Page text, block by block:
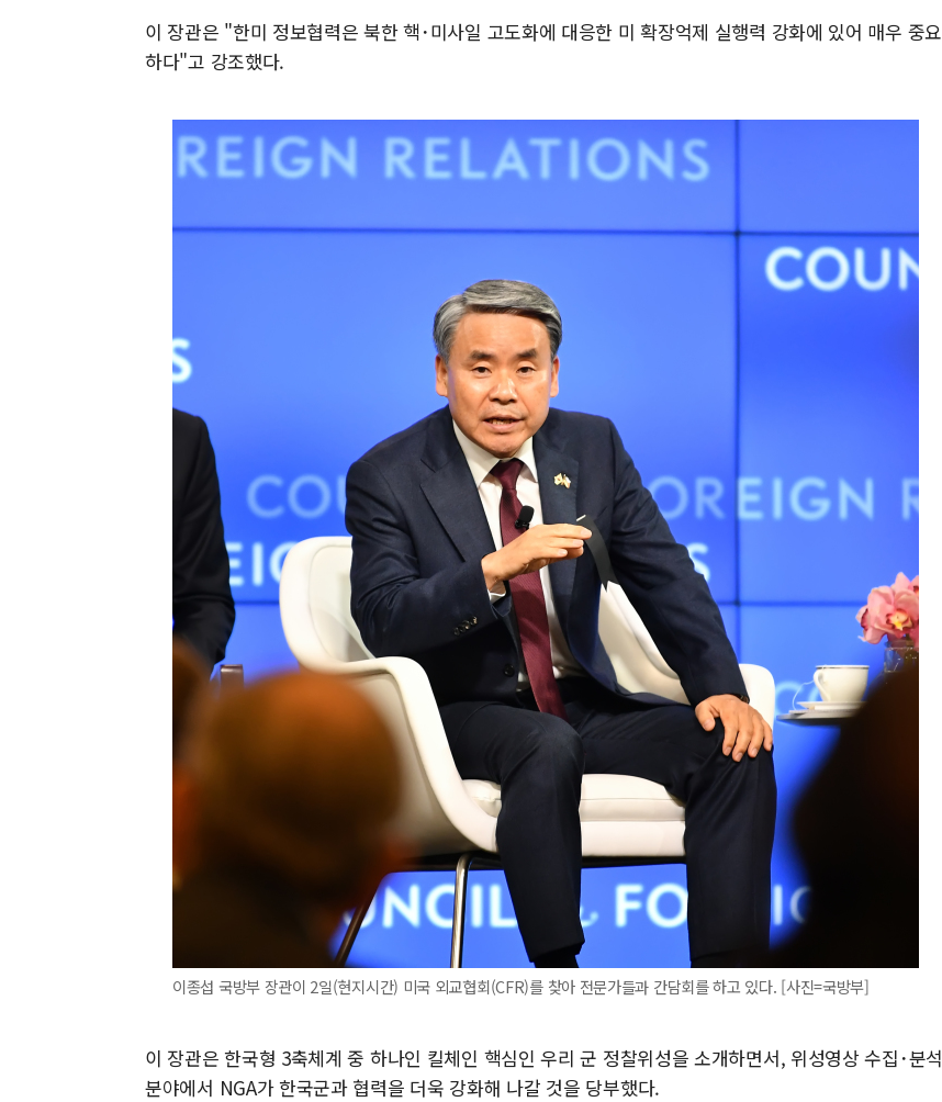
이 장관은 "한미 정보협력은 북한 핵･미사일 고도화에 대응한 미 확장억제 실행력 강화에 있어 매우 중요
하다"고 강조했다.
이종섭 국방부 장관이 2일(현지시간) 미국 외교협회(CFR)를 찾아 전문가들과 간담회를 하고 있다. [사진=국방부]
이 장관은 한국형 3축체계 중 하나인 킬체인 핵심인 우리 군 정찰위성을 소개하면서, 위성영상 수집･분석
분야에서 NGA가 한국군과 협력을 더욱 강화해 나갈 것을 당부했다.